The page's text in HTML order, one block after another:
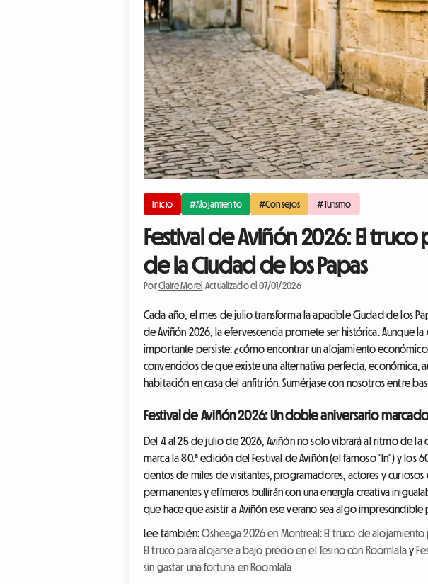
Inicio #Alojamiento #Consejos #Turismo
Festival de Aviñón 2026: El
de la Ciudad de los Papas
PorClaire Morel Actualizado el 07/01/2026
Cada año, el mes de julio transforma la apacible Ciudad de los
de Aviñón 2026, la efervescencia promete ser histórica. Aunque
importante persiste: ¿cómo encontrar un alojamiento
convencidos de que existe una alternativa perfecta, económica,
habitación en casa del anfitrión. Sumérjase con nosotros entre
Festival de Aviñón 2026: Un doble aniversario
Del 4 al 25 de julio de 2026, Aviñón no solo vibrará al ritmo de
marca la 80.ª edición del Festival de Aviñón (el famoso "In") y los
cientos de miles de visitantes, programadores, actores y
permanentes y efímeros bullirán con una energía creativa
que hace que asistir a Aviñón ese verano sea algo
Lee también:Osheaga 2026 en Montreal: El truco de
El truco para alojarse a bajo precio en el Tesino con Roomlalay
sin gastar una fortuna en Roomlala